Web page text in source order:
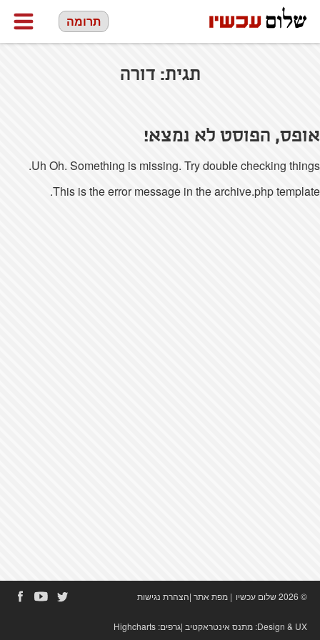
תרומה
תגית: דורה
אופס, הפוסט לא נמצא!
Uh Oh. Something is missing. Try double checking things.
This is the error message in the archive.php template.
© 2026 שלום עכשיו | מפת אתר|הצהרת נגישות
Design & UX: מתנס אינטראקטיב|גרפים: Highcharts